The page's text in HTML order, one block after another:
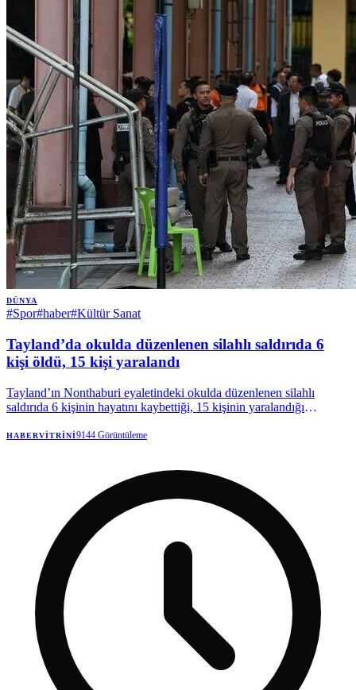
DÜNYA
#Spor#haber#Kültür Sanat
Tayland’da okulda düzenlenen silahlı saldırıda 6
kişi öldü, 15 kişi yaralandı
Tayland’ın Nonthaburi eyaletindeki okulda düzenlenen silahlı
saldırıda 6 kişinin hayatını kaybettiği, 15 kişinin yaralandığı
HABERVITRINI9144 Görüntüleme